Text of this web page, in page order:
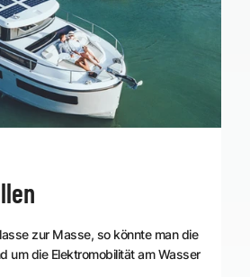
zur Masse, so könnte man die
um die Elektromobilität am Wasser